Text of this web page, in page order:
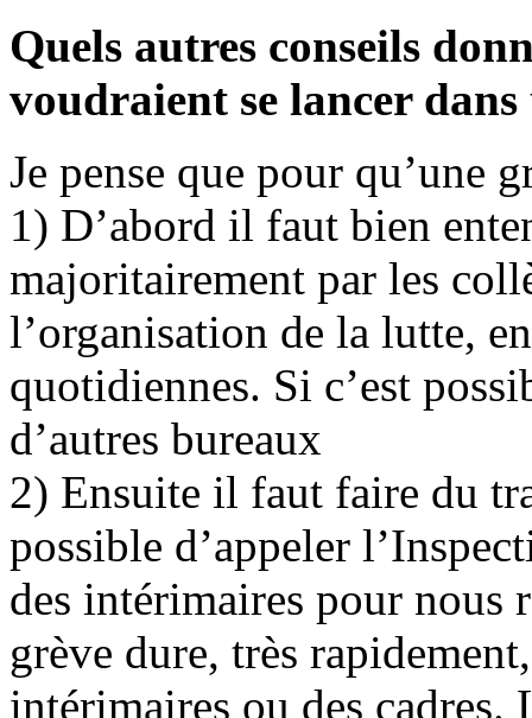
Quels autres conseils
voudraient se lancer
Je pense que pour qu’une
1) D’abord il faut bien
majoritairement par les
l’organisation de la lutte,
quotidiennes. Si c’est
d’autres bureaux
2) Ensuite il faut faire du
possible d’appeler
des intérimaires pour nous
grève dure, très
intérimaires ou des